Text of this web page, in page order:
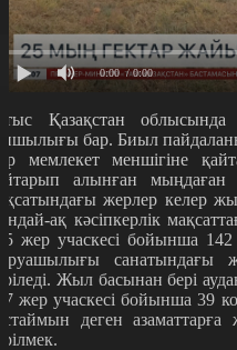
0:00 / 0:00
Қазақстан
бар. Биыл
мемлекет меншігіне
алынған
жерлер келер
ақ кәсіпкерлік
жер учаскесі бойынша 142
санатындағы
Жыл басынан бері
жер учаскесі бойынша 39
деген